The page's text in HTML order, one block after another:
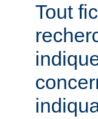
Tout